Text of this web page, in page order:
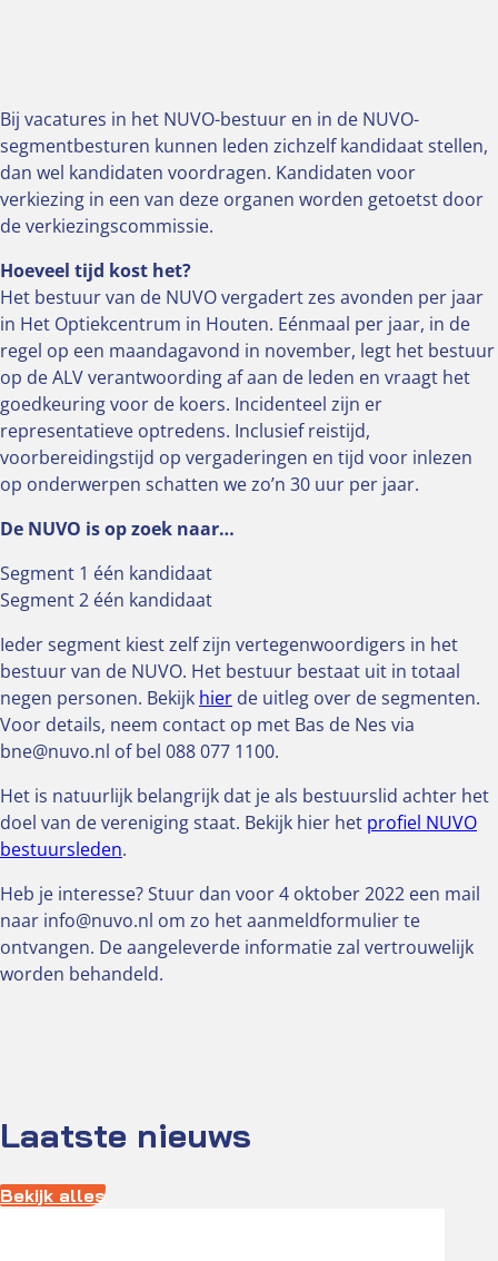
Bij vacatures in het NUVO-bestuur en in de NUVO-
segmentbesturen kunnen leden zichzelf kandidaat stellen,
dan wel kandidaten voordragen. Kandidaten voor
verkiezing in een van deze organen worden getoetst door
de verkiezingscommissie.
Hoeveel tijd kost het?
Het bestuur van de NUVO vergadert zes avonden per jaar
in Het Optiekcentrum in Houten. Eénmaal per jaar, in de
regel op een maandagavond in november, legt het bestuur
op de ALV verantwoording af aan de leden en vraagt het
goedkeuring voor de koers. Incidenteel zijn er
representatieve optredens. Inclusief reistijd,
voorbereidingstijd op vergaderingen en tijd voor inlezen
op onderwerpen schatten we zo’n 30 uur per jaar.
De NUVO is op zoek naar…
Segment 1 één kandidaat
Segment 2 één kandidaat
Ieder segment kiest zelf zijn vertegenwoordigers in het
bestuur van de NUVO. Het bestuur bestaat uit in totaal
negen personen. Bekijk hier de uitleg over de segmenten.
Voor details, neem contact op met Bas de Nes via
bne@nuvo.nl of bel 088 077 1100.
Het is natuurlijk belangrijk dat je als bestuurslid achter het
doel van de vereniging staat. Bekijk hier het profiel NUVO
bestuursleden.
Heb je interesse? Stuur dan voor 4 oktober 2022 een mail
naar info@nuvo.nl om zo het aanmeldformulier te
ontvangen. De aangeleverde informatie zal vertrouwelijk
worden behandeld.
Laatste nieuws
Bekijk alles